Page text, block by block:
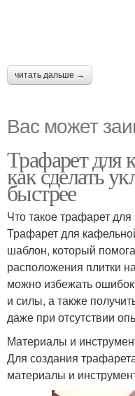
читать дальше →
Вас может
Трафарет для
как сделать
быстрее
Что такое трафарет
Трафарет для
шаблон, который
расположения плитки
можно избежать
и силы, а также
даже при отсутствии
Материалы и
Для создания
материалы и